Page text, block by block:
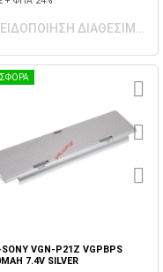
ΕΙΔΟΠΟΙΗΣΗ
SONY VGN-P21Z VGPBPS
7.4V SILVER